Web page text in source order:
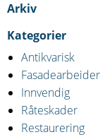
Arkiv
Kategorier
Antikvarisk
Fasadearbeider
Innvendig
Råteskader
Restaurering